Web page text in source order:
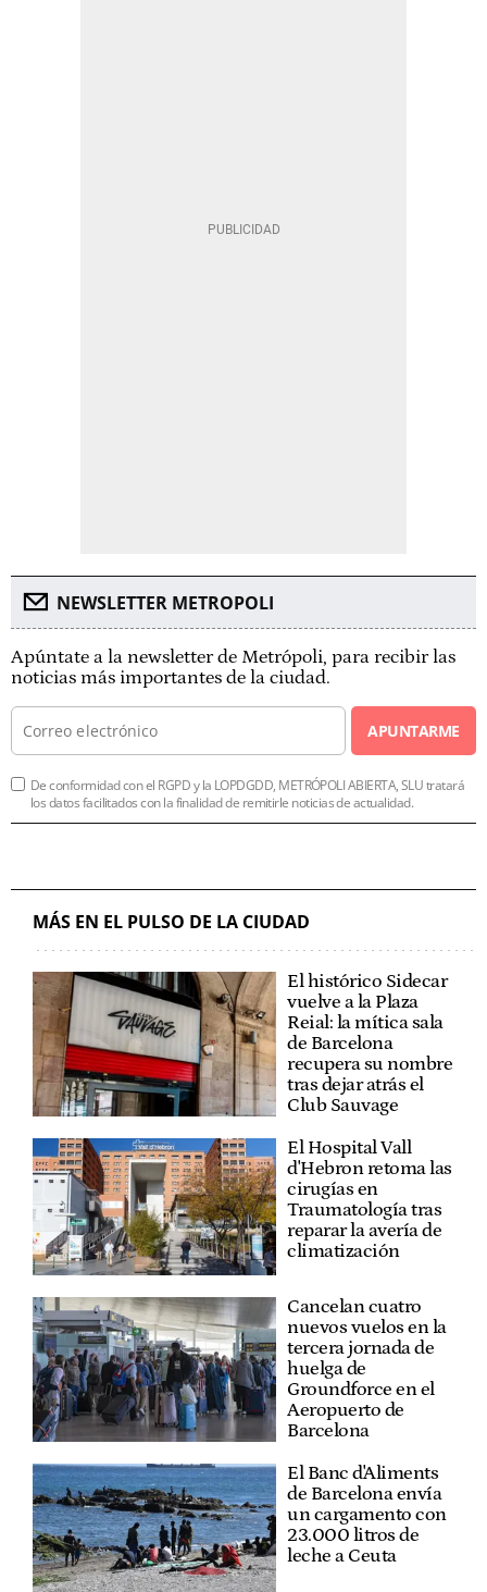
NEWSLETTER METROPOLI
Apúntate a la newsletter de Metrópoli, para recibir las
noticias más importantes de la ciudad.
APUNTARME
De conformidad con el RGPD y la LOPDGDD, METRÓPOLI ABIERTA, SLU tratará
los datos facilitados con la finalidad de remitirle noticias de actualidad.
MÁS EN EL PULSO DE LA CIUDAD
El histórico Sidecar
vuelve a la Plaza
Reial: la mítica sala
de Barcelona
recupera su nombre
tras dejar atrás el
Club Sauvage
El Hospital Vall
d'Hebron retoma las
cirugías en
Traumatología tras
reparar la avería de
climatización
Cancelan cuatro
nuevos vuelos en la
tercera jornada de
huelga de
Groundforce en el
Aeropuerto de
Barcelona
El Banc d'Aliments
de Barcelona envía
un cargamento con
23.000 litros de
leche a Ceuta